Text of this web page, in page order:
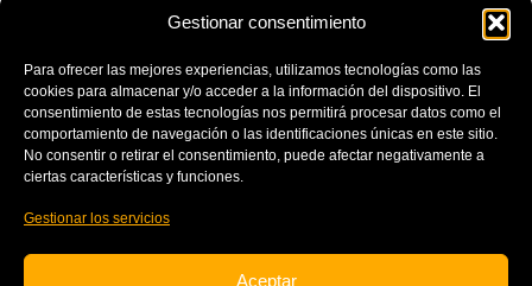
Gestionar consentimiento
Para ofrecer las mejores experiencias, utilizamos tecnologías como las
cookies para almacenar y/o acceder a la información del dispositivo. El
consentimiento de estas tecnologías nos permitirá procesar datos como el
comportamiento de navegación o las identificaciones únicas en este sitio.
No consentir o retirar el consentimiento, puede afectar negativamente a
ciertas características y funciones.
Gestionar los servicios
Aceptar